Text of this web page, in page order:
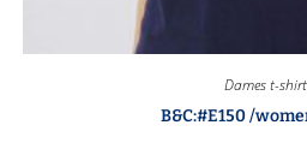
Dames t-
B&C:#E150 /